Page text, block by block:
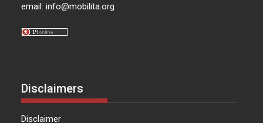
email:info@mobilita.org
Disclaimers
Disclaimer